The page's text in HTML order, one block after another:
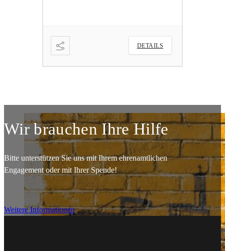
DETAILS
Wir brauchen Ihre Hilfe
Bitte unterstützen Sie uns mit Ihrem ehrenamtlichen
Engagement oder mit Ihrer Spende!
Weitere Informationen